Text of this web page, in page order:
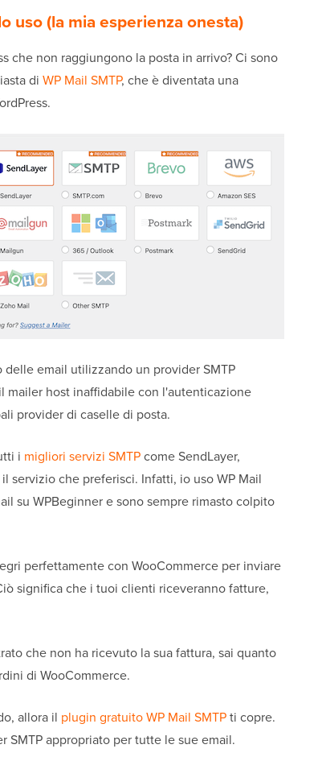
uso (la mia esperienza onesta)
che non raggiungono la posta in arrivo? Ci sono
di WP Mail SMTP, che è diventata una
email utilizzando un provider SMTP
host inaffidabile con l'autenticazione
provider di caselle di posta.
i migliori servizi SMTPcome SendLayer,
servizio che preferisci. Infatti, io uso WP Mail
su WPBeginner e sono sempre rimasto colpito
perfettamente con WooCommerce per inviare
significa che i tuoi clienti riceveranno fatture,
che non ha ricevuto la sua fattura, sai quanto
di WooCommerce.
allora il plugin gratuito WP Mail SMTPti copre.
SMTP appropriato per tutte le sue email.